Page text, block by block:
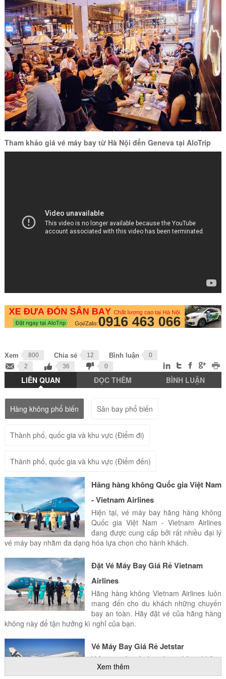
Tham khảo giá vé máy bay từ Hà Nội đến Geneva tại AloTrip
Xem 800 Chia sẻ 12 Bình luận
0
2
36 0
LIÊN QUAN ĐỌC THÊM BÌNH LUẬN
Hàng không phổ biến Sân bay phổ biến
Thành phố, quốc gia và khu vực (Điểm đi)
Thành phố, quốc gia và khu vực (Điểm đến)
Hãng hàng không Quốc gia Việt Nam
- Vietnam Airlines
Hiện tại, vé máy bay hãng hàng không
Quốc gia Việt Nam - Vietnam Airlines
đang được cung cấp bởi rất nhiều đại lý
vé máy bay nhằm đa dạng hóa lựa chọn cho hành khách.
Đặt Vé Máy Bay Giá Rẻ Vietnam
Airlines
Hãng hàng không Vietnam Airlines luôn
mang đến cho du khách những chuyến
bay an toàn. Hãy đặt vé của hãng hàng
không này để tận hưởng kì nghỉ của bạn.
Vé Máy Bay Giá Rẻ Jetstar
Hiện tại vé máy bay hãng hàng không
Jetstar Pacific Airlines đang được cung
Xem thêm